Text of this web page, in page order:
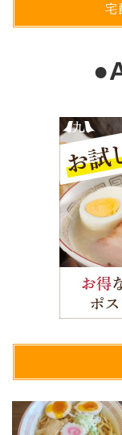
宅
●